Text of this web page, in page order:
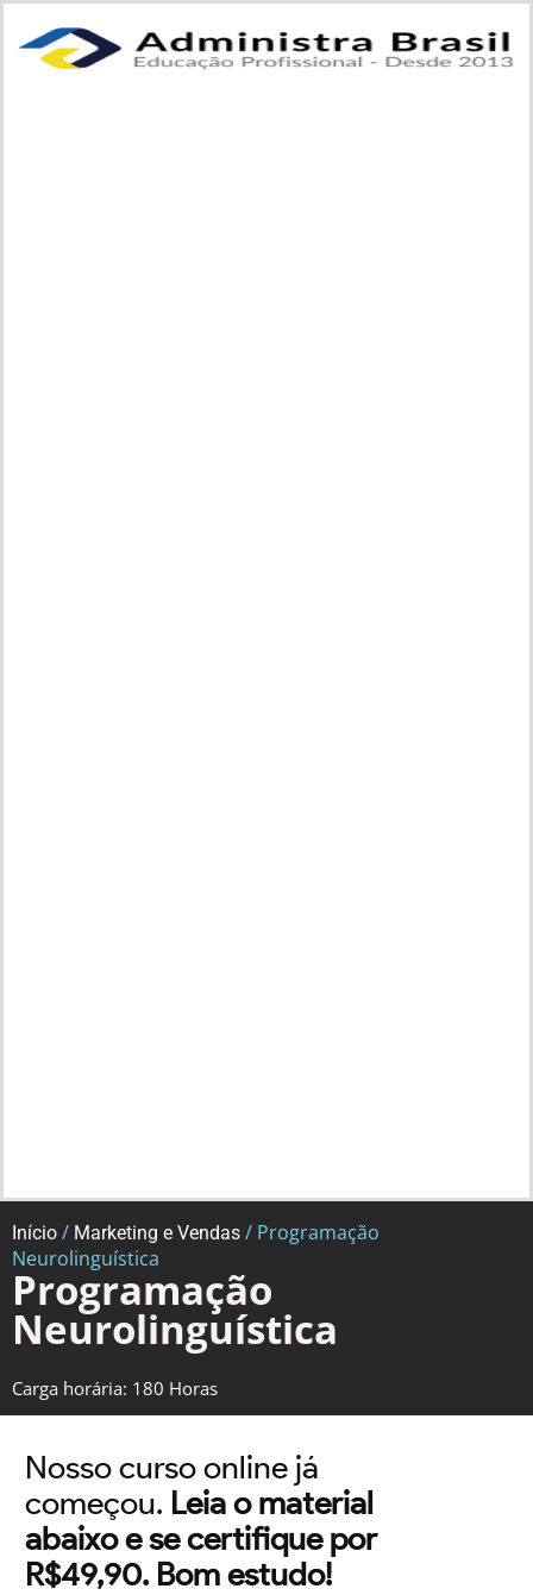
Início / Marketing e Vendas / Programação
Neurolinguística
Programação
Neurolinguística
Carga horária: 180 Horas
Nosso curso online já
começou. Leia o material
abaixo e se certifique por
R$49,90. Bom estudo!